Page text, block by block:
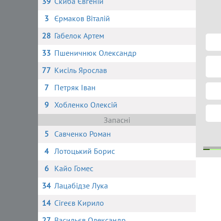
3
Єрмаков Віталій
28 Габелок Артем
33 Пшеничнюк Олександр
77 Кисіль Ярослав
7
Петряк Іван
9 Хобленко Олексій
Запасні
5
Савченко Роман
4 Лотоцький Борис
6
Кайо Гомес
34 Лацабідзе Лука
14 Сігеєв Кирило